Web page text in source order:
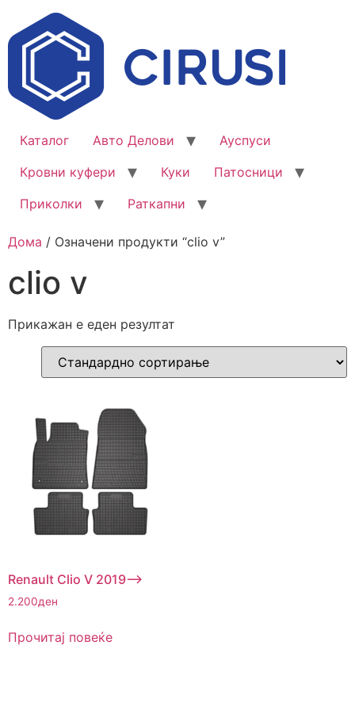
Каталог Авто Делови
Ауспуси
Кровни куфери
Куки
Патосници
Приколки
Раткапни
Дома / Означени продукти “clio v”
clio v
Прикажан е еден резултат
Renault Clio V 2019–>
2.200ден
Прочитај повеќе